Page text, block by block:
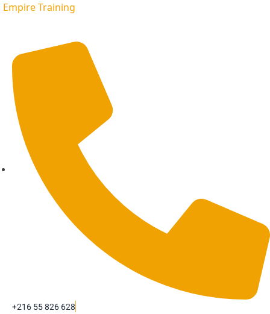
Empire Training
+216 55 826 628